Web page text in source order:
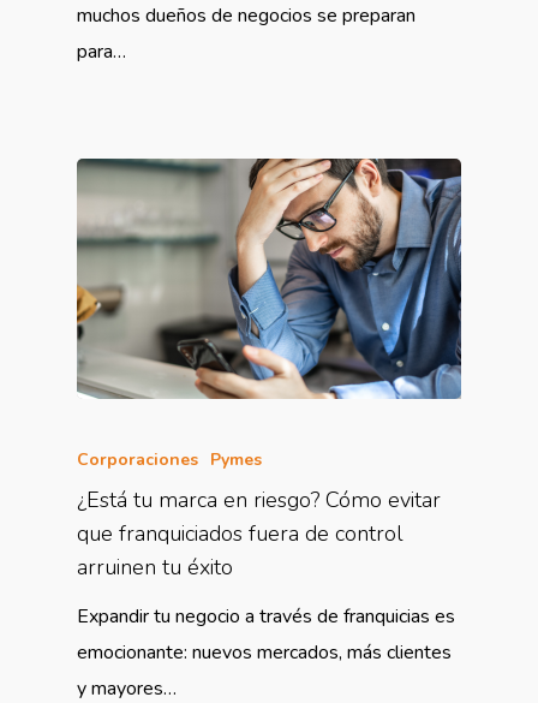
muchos dueños de negocios se preparan
para…
Corporaciones Pymes
¿Está tu marca en riesgo? Cómo evitar
que franquiciados fuera de control
arruinen tu éxito
Expandir tu negocio a través de franquicias es
emocionante: nuevos mercados, más clientes
y mayores…